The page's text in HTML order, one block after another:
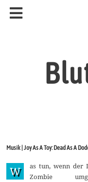
Musik | Joy As A Toy: Dead As A
W
as tun, wenn der
Zombie